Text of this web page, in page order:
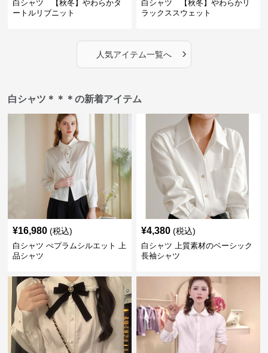
白シャツ 【秋冬】やわらかタ
ートルリブニット
白シャツ 【秋冬】やわらかリ
ラックススウェット
人気アイテム一覧へ ›
白シャツ＊＊＊の新着アイテム
¥16,980 (税込)
白シャツ ぺプラムシルエット 上
品シャツ
¥4,380 (税込)
白シャツ 上質素材のベーシック
長袖シャツ